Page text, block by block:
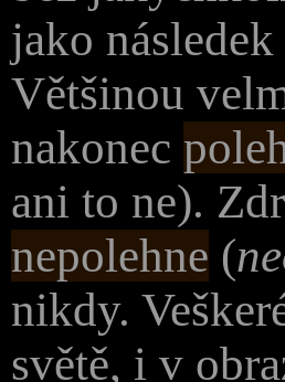
jako
Většinou
nakonec
ani to ne).
nepolehne (
nikdy.
světě, i v